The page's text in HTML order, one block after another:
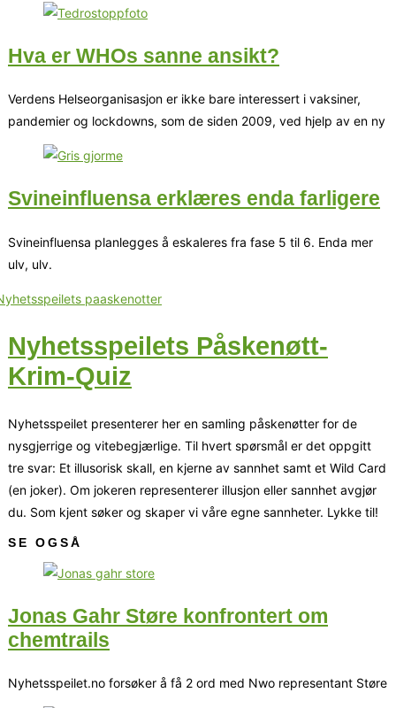
Hva er WHOs sanne ansikt?
Verdens Helseorganisasjon er ikke bare interessert i vaksiner,
pandemier og lockdowns, som de siden 2009, ved hjelp av en ny
Svineinfluensa erklæres enda farligere
Svineinfluensa planlegges å eskaleres fra fase 5 til 6. Enda mer
ulv, ulv.
Nyhetsspeilets Påskenøtt-
Krim-Quiz
Nyhetsspeilet presenterer her en samling påskenøtter for de
nysgjerrige og vitebegjærlige. Til hvert spørsmål er det oppgitt
tre svar: Et illusorisk skall, en kjerne av sannhet samt et Wild Card
(en joker). Om jokeren representerer illusjon eller sannhet avgjør
du. Som kjent søker og skaper vi våre egne sannheter. Lykke til!
SE OGSÅ
Jonas Gahr Støre konfrontert om
chemtrails
Nyhetsspeilet.no forsøker å få 2 ord med Nwo representant Støre